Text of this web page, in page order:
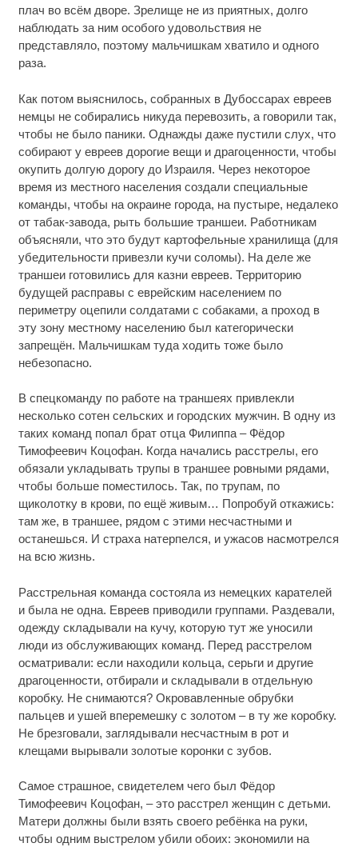
плач во всём дворе. Зрелище не из приятных, долго
наблюдать за ним особого удовольствия не
представляло, поэтому мальчишкам хватило и одного
раза.
Как потом выяснилось, собранных в Дубоссарах евреев
немцы не собирались никуда перевозить, а говорили так,
чтобы не было паники. Однажды даже пустили слух, что
собирают у евреев дорогие вещи и драгоценности, чтобы
окупить долгую дорогу до Израиля. Через некоторое
время из местного населения создали специальные
команды, чтобы на окраине города, на пустыре, недалеко
от табак-завода, рыть большие траншеи. Работникам
объясняли, что это будут картофельные хранилища (для
убедительности привезли кучи соломы). На деле же
траншеи готовились для казни евреев. Территорию
будущей расправы с еврейским населением по
периметру оцепили солдатами с собаками, а проход в
эту зону местному населению был категорически
запрещён. Мальчишкам туда ходить тоже было
небезопасно.
В спецкоманду по работе на траншеях привлекли
несколько сотен сельских и городских мужчин. В одну из
таких команд попал брат отца Филиппа – Фёдор
Тимофеевич Коцофан. Когда начались расстрелы, его
обязали укладывать трупы в траншее ровными рядами,
чтобы больше поместилось. Так, по трупам, по
щиколотку в крови, по ещё живым… Попробуй откажись:
там же, в траншее, рядом с этими несчастными и
останешься. И страха натерпелся, и ужасов насмотрелся
на всю жизнь.
Расстрельная команда состояла из немецких карателей
и была не одна. Евреев приводили группами. Раздевали,
одежду складывали на кучу, которую тут же уносили
люди из обслуживающих команд. Перед расстрелом
осматривали: если находили кольца, серьги и другие
драгоценности, отбирали и складывали в отдельную
коробку. Не снимаются? Окровавленные обрубки
пальцев и ушей вперемешку с золотом – в ту же коробку.
Не брезговали, заглядывали несчастным в рот и
клещами вырывали золотые коронки с зубов.
Самое страшное, свидетелем чего был Фёдор
Тимофеевич Коцофан, – это расстрел женщин с детьми.
Матери должны были взять своего ребёнка на руки,
чтобы одним выстрелом убили обоих: экономили на